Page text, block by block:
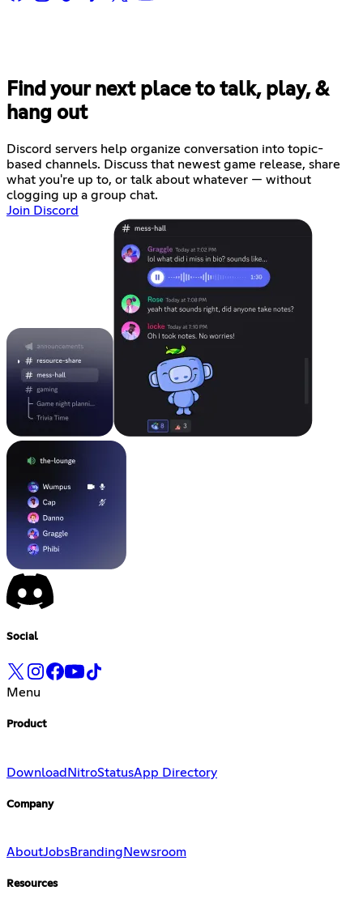
Find your next place to talk, play, &
hang out
Discord servers help organize conversation into topic-
based channels. Discuss that newest game release, share
what you're up to, or talk about whatever — without
clogging up a group chat.
Join Discord
Social
Menu
Product
DownloadNitroStatusApp Directory
Company
AboutJobsBranding Newsroom
Resources